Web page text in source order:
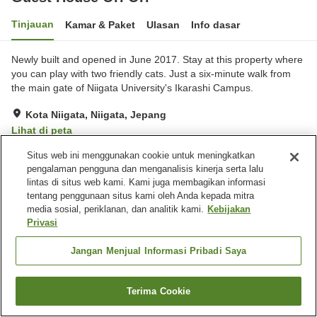
Tinjauan Kamar & Paket Ulasan Info dasar
Newly built and opened in June 2017. Stay at this property where
you can play with two friendly cats. Just a six-minute walk from
the main gate of Niigata University's Ikarashi Campus.
Kota Niigata, Niigata, Jepang
Lihat di peta
Hebat Ulasan:5
Fasilitas properti
Tempat parkir
Jepang Niigata Kota Niigata Guest House Ori Ori
Cari kamar
Situs web ini menggunakan cookie untuk meningkatkan
pengalaman pengguna dan menganalisis kinerja serta lalu
lintas di situs web kami. Kami juga membagikan informasi
tentang penggunaan situs kami oleh Anda kepada mitra
media sosial, periklanan, dan analitik kami. Kebijakan
Privasi
Jangan Menjual Informasi Pribadi Saya
Terima Cookie